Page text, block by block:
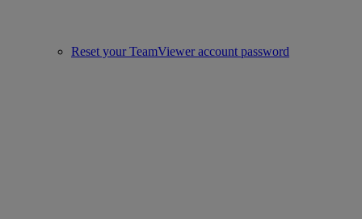
Reset your TeamViewer account password